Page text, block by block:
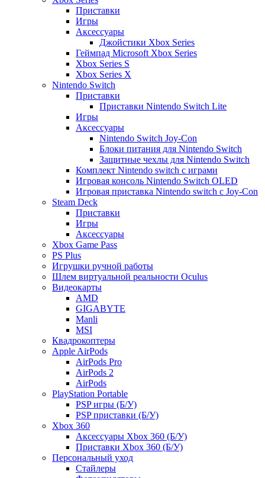
Приставки
Игры
Аксессуары
Джойстики Xbox Series
Геймпад Microsoft Xbox Series
Xbox Series S
Xbox Series X
Nintendo Switch
Приставки
Приставки Nintendo Switch Lite
Игры
Аксессуары
Nintendo Switch Joy-Con
Блоки питания для Nintendo Switch
Защитные чехлы для Nintendo Switch
Комплект Nintendo switch с играми
Игровая консоль Nintendo Switch OLED
Игровая приставка Nintendo switch с Joy-Con
Steam Deck
Приставки
Игры
Аксессуары
Xbox Game Pass
PS Plus
Игрушки ручной работы
Шлем виртуальной реальности Oculus
Видеокарты
AMD
GIGABYTE
Manli
MSI
Квадрокоптеры
Apple AirPods
AirPods Pro
AirPods 2
AirPods
PlayStation Portable
PSP игры (Б/У)
PSP приставки (Б/У)
Xbox 360
Аксессуары Xbox 360 (Б/У)
Приставки Xbox 360 (Б/У)
Персональный уход
Стайлеры